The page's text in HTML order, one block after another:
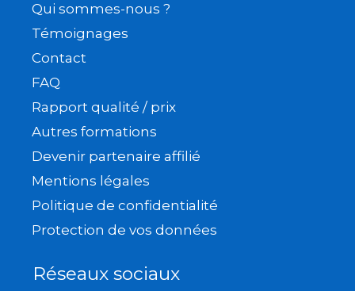
Qui sommes-nous ?
Témoignages
Contact
FAQ
Rapport qualité / prix
Autres formations
Devenir partenaire affilié
Mentions légales
Politique de confidentialité
Protection de vos données
Réseaux sociaux